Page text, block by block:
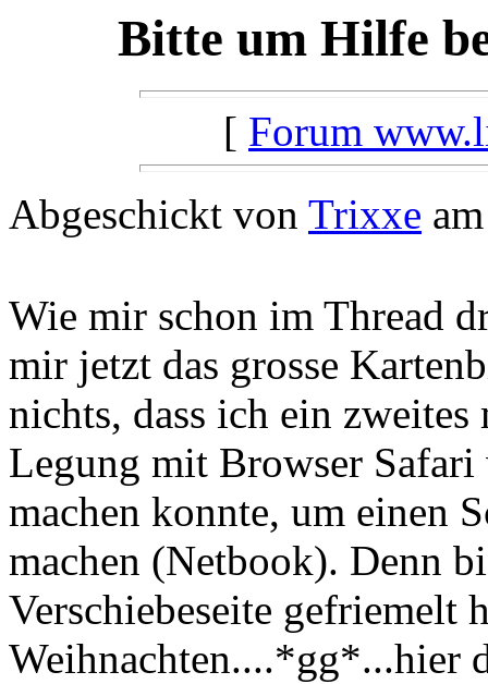
Bitte um Hilfe
[ Forum
Abgeschickt von Trixxe
Wie mir schon im Thread
mir jetzt das grosse
nichts, dass ich ein zweites
Legung mit Browser
machen konnte, um einen
machen (Netbook). Denn
Verschiebeseite gefriemelt
Weihnachten....*gg*...hier